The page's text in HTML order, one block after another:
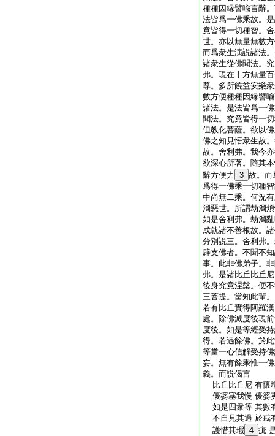
種種因縁譬喩言辭
法皆爲一佛乘故。
竟皆得一切種智。
世。亦以無量無數
而爲衆生演説諸法
諸衆生從佛聞法。
弗。現在十方無量
尊。多所饒益安樂
數方便種種因縁譬
諸法。是法皆爲一
聞法。究竟皆得一
但教化菩薩。欲以
佛之知見悟衆生故
故。舍利弗。我今
欲深心所著。隨其
辭方便力
3 故。而
爲得一佛乘一切種
中尚無二乘。何況
濁惡世。所謂劫濁
如是舍利弗。劫濁
成就諸不善根故。
分別説三。舍利弗
辟支佛者。不聞不
事。此非佛弟子。
弗。是諸比丘比丘
後身究竟涅槃。便
三菩提。當知此輩
若有比丘實得阿羅
處。除佛滅度後現
度後。如是等經受
得。若遇餘佛。於
等當一心信解受持
妄。無有餘乘惟一
義。而説偈言
比丘比丘尼 有懷
優婆塞我慢 優婆
如是四衆等 其數
不自見其過 於戒
護惜其瑕 4 疵